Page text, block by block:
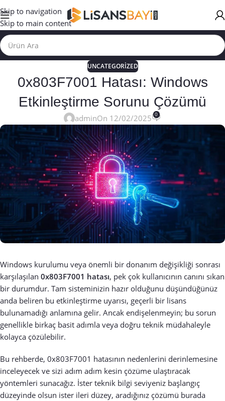
Skip to navigation
Skip to main content
UNCATEGORIZED
0x803F7001 Hatası: Windows
Etkinleştirme Sorunu Çözümü
adminOn 12/02/2025 0
Windows kurulumu veya önemli bir donanım değişikliği sonrası
karşılaşılan 0x803F7001 hatası, pek çok kullanıcının canını sıkan
bir durumdur. Tam sisteminizin hazır olduğunu düşündüğünüz
anda beliren bu etkinleştirme uyarısı, geçerli bir lisans
bulunamadığı anlamına gelir. Ancak endişelenmeyin; bu sorun
genellikle birkaç basit adımla veya doğru teknik müdahaleyle
kolayca çözülebilir.
Bu rehberde, 0x803F7001 hatasının nedenlerini derinlemesine
inceleyecek ve sizi adım adım kesin çözüme ulaştıracak
yöntemleri sunacağız. İster teknik bilgi seviyeniz başlangıç
düzeyinde olsun ister ileri düzey, aradığınız çözümü burada